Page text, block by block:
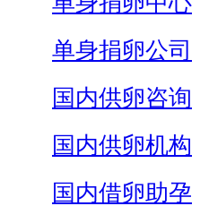
单身捐卵公司
国内供卵咨询
国内供卵机构
国内借卵助孕